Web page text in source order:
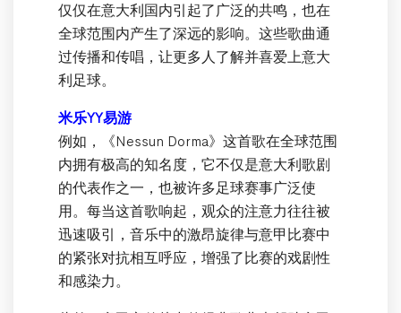
仅仅在意大利国内引起了广泛的共鸣，也在
全球范围内产生了深远的影响。这些歌曲通
过传播和传唱，让更多人了解并喜爱上意大
利足球。
米乐YY易游
例如，《Nessun Dorma》这首歌在全球范围
内拥有极高的知名度，它不仅是意大利歌剧
的代表作之一，也被许多足球赛事广泛使
用。每当这首歌响起，观众的注意力往往被
迅速吸引，音乐中的激昂旋律与意甲比赛中
的紧张对抗相互呼应，增强了比赛的戏剧性
和感染力。